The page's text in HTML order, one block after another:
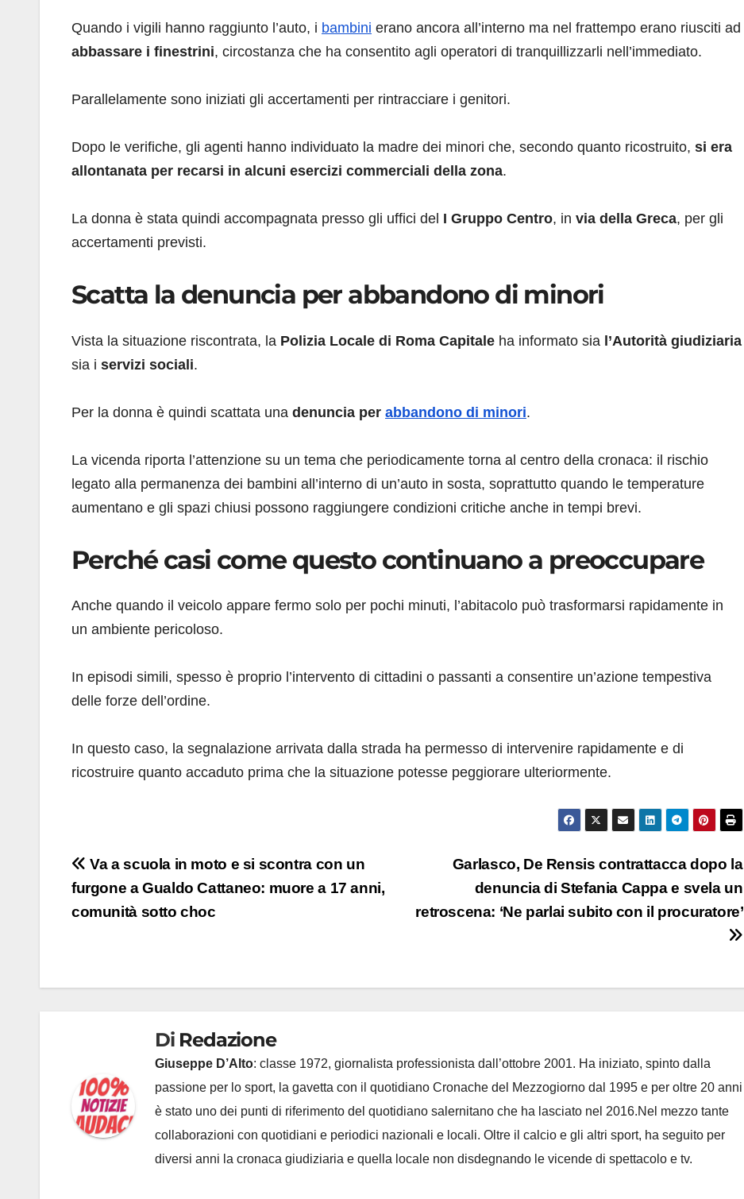
Quando i vigili hanno raggiunto l’auto, i bambini erano ancora all’interno ma nel frattempo erano riusciti ad
abbassare i finestrini, circostanza che ha consentito agli operatori di tranquillizzarli nell’immediato.
Parallelamente sono iniziati gli accertamenti per rintracciare i genitori.
Dopo le verifiche, gli agenti hanno individuato la madre dei minori che, secondo quanto ricostruito, si era
allontanata per recarsi in alcuni esercizi commerciali della zona.
La donna è stata quindi accompagnata presso gli uffici del I Gruppo Centro, in via della Greca, per gli
accertamenti previsti.
Scatta la denuncia per abbandono di minori
Vista la situazione riscontrata, la Polizia Locale di Roma Capitale ha informato sia l’Autorità giudiziaria
sia i servizi sociali.
Per la donna è quindi scattata una denuncia per abbandono di minori.
La vicenda riporta l’attenzione su un tema che periodicamente torna al centro della cronaca: il rischio
legato alla permanenza dei bambini all’interno di un’auto in sosta, soprattutto quando le temperature
aumentano e gli spazi chiusi possono raggiungere condizioni critiche anche in tempi brevi.
Perché casi come questo continuano a preoccupare
Anche quando il veicolo appare fermo solo per pochi minuti, l’abitacolo può trasformarsi rapidamente in
un ambiente pericoloso.
In episodi simili, spesso è proprio l’intervento di cittadini o passanti a consentire un’azione tempestiva
delle forze dell’ordine.
In questo caso, la segnalazione arrivata dalla strada ha permesso di intervenire rapidamente e di
ricostruire quanto accaduto prima che la situazione potesse peggiorare ulteriormente.
Navigazione
articoli
Garlasco, De Rensis contrattacca dopo la
denuncia di Stefania Cappa e svela un
retroscena: ‘Ne parlai subito con il procuratore’
Va a scuola in moto e si scontra con un
furgone a Gualdo Cattaneo: muore a 17 anni,
comunità sotto choc
Di Redazione
Giuseppe D’Alto: classe 1972, giornalista professionista dall’ottobre 2001. Ha iniziato, spinto dalla
passione per lo sport, la gavetta con il quotidiano Cronache del Mezzogiorno dal 1995 e per oltre 20 anni
è stato uno dei punti di riferimento del quotidiano salernitano che ha lasciato nel 2016.Nel mezzo tante
collaborazioni con quotidiani e periodici nazionali e locali. Oltre il calcio e gli altri sport, ha seguito per
diversi anni la cronaca giudiziaria e quella locale non disdegnando le vicende di spettacolo e tv.